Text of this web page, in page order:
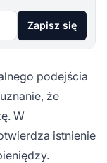
Zapisz się
podejścia
że
W
istnienie